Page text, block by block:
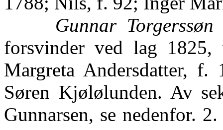
Gunnar Torgerssøn
forsvinder ved lag
Margreta Andersdatter,
Søren Kjølølunden. Av
Gunnarsen, se nedenfor.